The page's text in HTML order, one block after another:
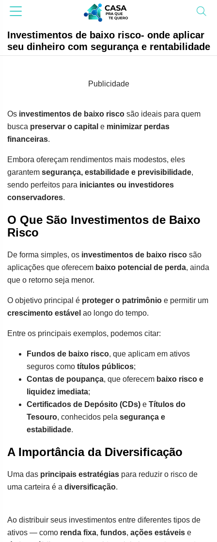
Investimentos de baixo risco- onde aplicar
seu dinheiro com segurança e rentabilidade
Publicidade
Os investimentos de baixo risco são ideais para quem
busca preservar o capital e minimizar perdas
financeiras.
Embora ofereçam rendimentos mais modestos, eles
garantem segurança, estabilidade e previsibilidade,
sendo perfeitos para iniciantes ou investidores
conservadores.
O Que São Investimentos de Baixo
Risco
De forma simples, os investimentos de baixo risco são
aplicações que oferecem baixo potencial de perda, ainda
que o retorno seja menor.
O objetivo principal é proteger o patrimônio e permitir um
crescimento estável ao longo do tempo.
Entre os principais exemplos, podemos citar:
Fundos de baixo risco, que aplicam em ativos
seguros como títulos públicos;
Contas de poupança, que oferecem baixo risco e
liquidez imediata;
Certificados de Depósito (CDs) e Títulos do
Tesouro, conhecidos pela segurança e
estabilidade.
A Importância da Diversificação
Uma das principais estratégias para reduzir o risco de
uma carteira é a diversificação.
Ao distribuir seus investimentos entre diferentes tipos de
ativos — como renda fixa, fundos, ações estáveis e